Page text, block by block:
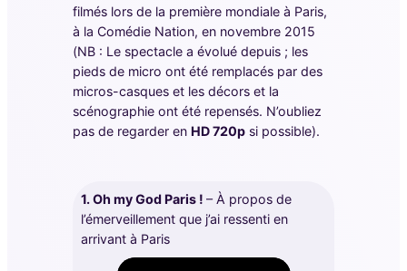
filmés lors de la première mondiale à Paris,
à la Comédie Nation, en novembre 2015
(NB : Le spectacle a évolué depuis ; les
pieds de micro ont été remplacés par des
micros-casques et les décors et la
scénographie ont été repensés. N’oubliez
pas de regarder en HD 720psi possible).
1. Oh my God Paris ! – À propos de
l’émerveillement que j’ai ressenti en
arrivant à Paris